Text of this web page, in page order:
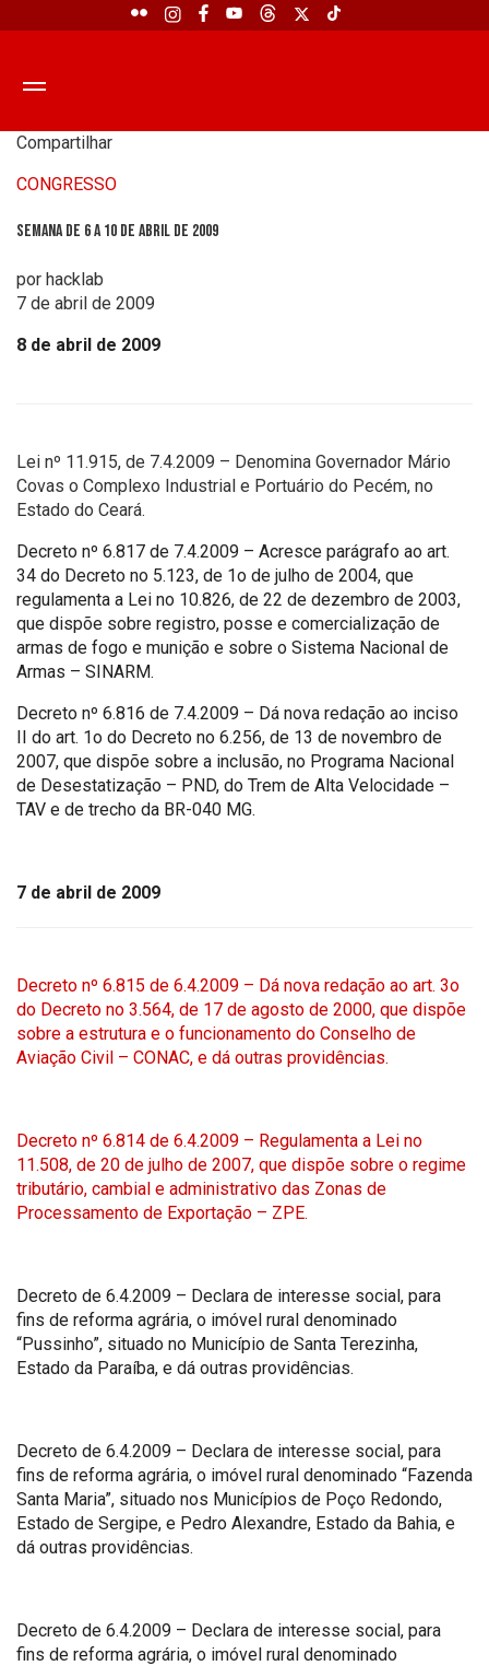
Compartilhar
CONGRESSO
Semana de 6 a 10 de abril de 2009
por hacklab
7 de abril de 2009
8 de abril de 2009
Lei nº 11.915, de 7.4.2009 – Denomina Governador Mário
Covas o Complexo Industrial e Portuário do Pecém, no
Estado do Ceará.
Decreto nº 6.817 de 7.4.2009 – Acresce parágrafo ao art.
34 do Decreto no 5.123, de 1o de julho de 2004, que
regulamenta a Lei no 10.826, de 22 de dezembro de 2003,
que dispõe sobre registro, posse e comercialização de
armas de fogo e munição e sobre o Sistema Nacional de
Armas – SINARM.
Decreto nº 6.816 de 7.4.2009 – Dá nova redação ao inciso
II do art. 1o do Decreto no 6.256, de 13 de novembro de
2007, que dispõe sobre a inclusão, no Programa Nacional
de Desestatização – PND, do Trem de Alta Velocidade –
TAV e de trecho da BR-040 MG.
7 de abril de 2009
Decreto nº 6.815 de 6.4.2009 – Dá nova redação ao art. 3o
do Decreto no 3.564, de 17 de agosto de 2000, que dispõe
sobre a estrutura e o funcionamento do Conselho de
Aviação Civil – CONAC, e dá outras providências.
Decreto nº 6.814 de 6.4.2009 – Regulamenta a Lei no
11.508, de 20 de julho de 2007, que dispõe sobre o regime
tributário, cambial e administrativo das Zonas de
Processamento de Exportação – ZPE.
Decreto de 6.4.2009 – Declara de interesse social, para
fins de reforma agrária, o imóvel rural denominado
“Pussinho”, situado no Município de Santa Terezinha,
Estado da Paraíba, e dá outras providências.
Decreto de 6.4.2009 – Declara de interesse social, para
fins de reforma agrária, o imóvel rural denominado “Fazenda
Santa Maria”, situado nos Municípios de Poço Redondo,
Estado de Sergipe, e Pedro Alexandre, Estado da Bahia, e
dá outras providências.
Decreto de 6.4.2009 – Declara de interesse social, para
fins de reforma agrária, o imóvel rural denominado